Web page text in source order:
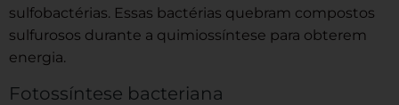
sulfobactérias. Essas bactérias quebram compostos
sulfurosos durante a quimiossíntese para obterem
energia.
Fotossíntese bacteriana